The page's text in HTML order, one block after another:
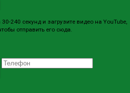
240 секунд и загрузите видео на YouTube,
отправить его сюда.